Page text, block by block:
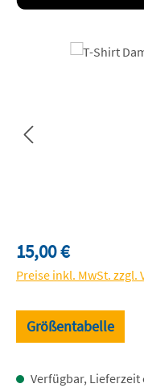
Bildergalerie
Regulärer Preis:
15,00 €
Preise inkl. MwSt. zzgl.
Größentabelle
Verfügbar, Lieferzeit